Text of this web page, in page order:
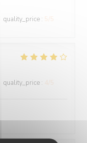
quality_price :
quality_price :